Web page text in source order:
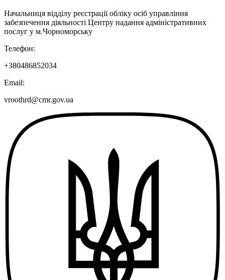
Начальниця відділу реєстрації обліку осіб управління
забезпечення діяльності Центру надання адміністративних
послуг у м.Чорноморську
Телефон:
+380486852034
Email:
vroothrd@cmr.gov.ua